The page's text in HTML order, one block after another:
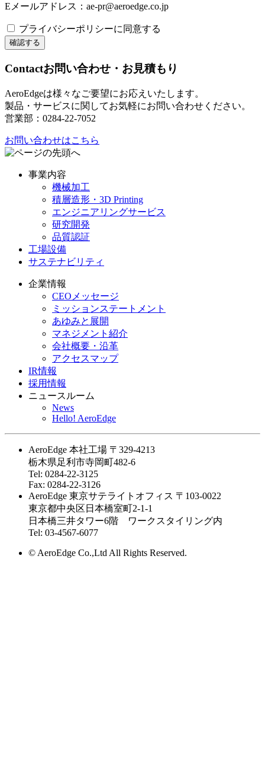
Eメールアドレス：ae-pr@aeroedge.co.jp
プライバシーポリシーに同意する
Contactお問い合わせ・お見積もり
AeroEdgeは様々なご要望にお応えいたします。
製品・サービスに関してお気軽にお問い合わせください。
営業部：0284-22-7052
お問い合わせはこちら
事業内容
機械加工
積層造形・3D Printing
エンジニアリングサービス
研究開発
品質認証
工場設備
サステナビリティ
企業情報
CEOメッセージ
ミッションステートメント
あゆみと展開
マネジメント紹介
会社概要・沿革
アクセスマップ
IR情報
採用情報
ニュースルーム
News
Hello! AeroEdge
AeroEdge 本社工場 〒329-4213
栃木県足利市寺岡町482-6
Tel: 0284-22-3125
Fax: 0284-22-3126
AeroEdge 東京サテライトオフィス 〒103-0022
東京都中央区日本橋室町2-1-1
日本橋三井タワー6階 ワークスタイリング内
Tel: 03-4567-6077
© AeroEdge Co.,Ltd All Rights Reserved.